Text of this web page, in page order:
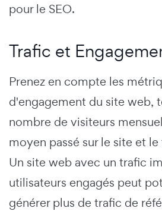
pour le SEO.
Trafic et
Prenez en compte les
d'engagement du site web,
nombre de visiteurs
moyen passé sur le site et
Un site web avec un trafic
utilisateurs engagés peut
générer plus de trafic de